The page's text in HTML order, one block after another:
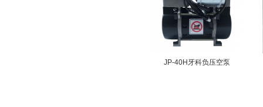
JP-40H牙科负压空泵